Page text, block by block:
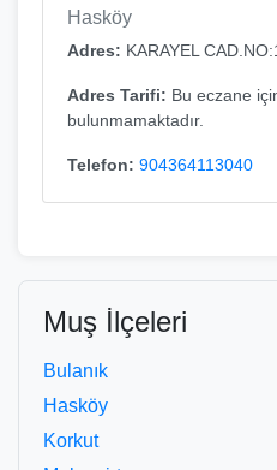
Hasköy
Adres: KARAYEL
Adres Tarifi: Bu eczane
bulunmamaktadır.
Telefon: 904364113040
Muş İlçeleri
Bulanık
Hasköy
Korkut